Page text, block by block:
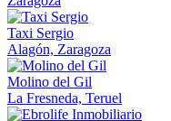
Taxi Sergio
Alagón, Zaragoza
Molino del Gil
La Fresneda, Teruel